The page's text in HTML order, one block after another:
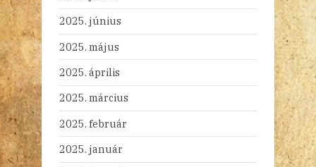
2025. június
2025. május
2025. április
2025. március
2025. február
2025. január